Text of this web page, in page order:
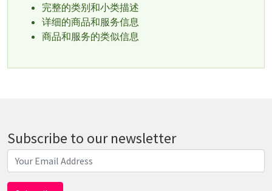
完整的类别和小类描述
详细的商品和服务信息
商品和服务的类似信息
Subscribe to our newsletter